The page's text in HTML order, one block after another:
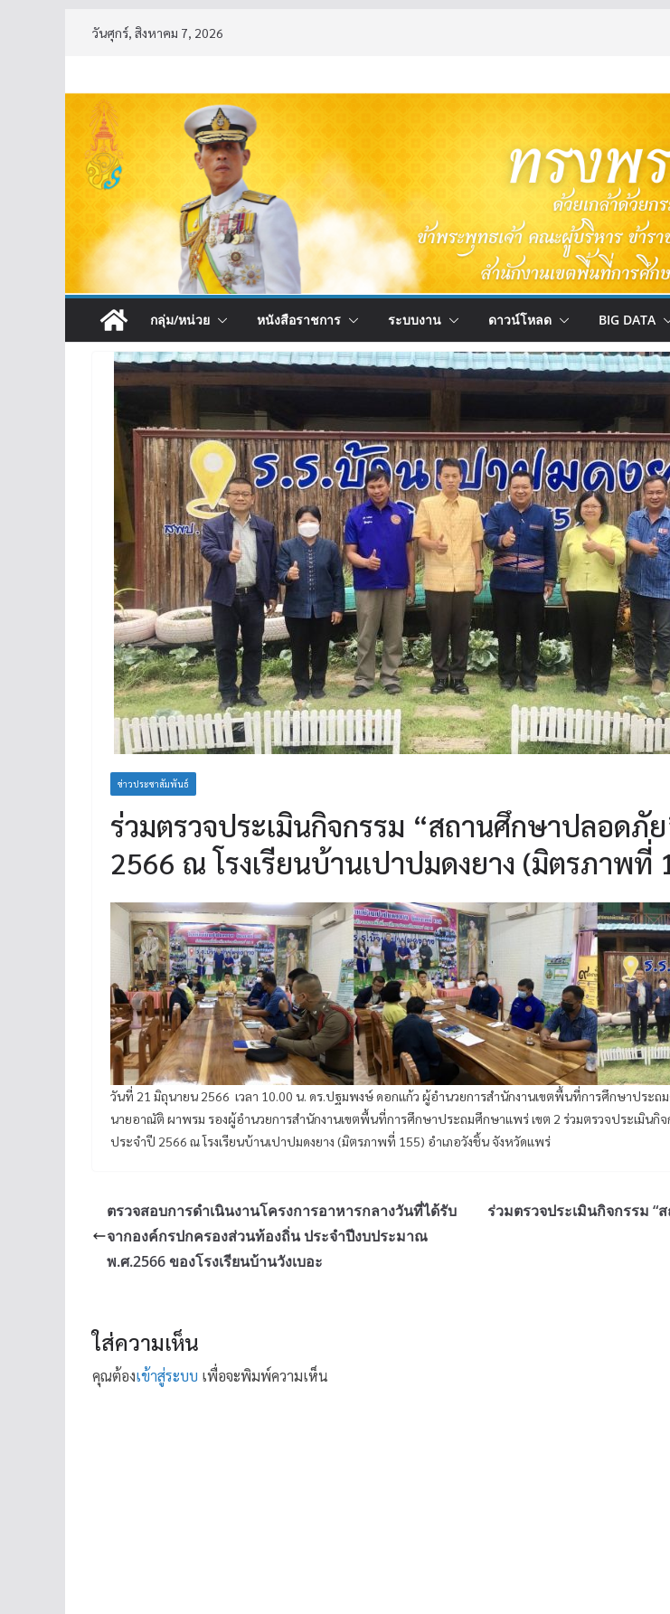
วันศุกร์, สิงหาคม 7, 2026
กลุ่ม/หน่วย หนังสือราชการ ระบบงาน ดาวน์โหลด BIG DATA
ข่าวประชาสัมพันธ์
ร่วมตรวจประเมินกิจกรรม “สถานศึกษาปลอดภั
2566 ณ โรงเรียนบ้านเปาปมดงยาง (มิตรภาพที่
วันที่ 21 มิถุนายน 2566 เวลา 10.00 น. ดร.ปฐมพงษ์ ดอกแก้ว ผู้อำนวยการสำนักงานเขตพื้นที่การศึกษาประ
นายอาณัติ ผาพรม รองผู้อำนวยการสำนักงานเขตพื้นที่การศึกษาประถมศึกษาแพร่ เขต 2 ร่วมตรวจประเมินกิ
ประจำปี 2566 ณ โรงเรียนบ้านเปาปมดงยาง (มิตรภาพที่ 155) อำเภอวังชิ้น จังหวัดแพร่
ตรวจสอบการดำเนินงานโครงการอาหารกลางวันที่ได้รับ
จากองค์กรปกครองส่วนท้องถิ่น ประจำปีงบประมาณ
พ.ศ.2566 ของโรงเรียนบ้านวังเบอะ
ร่วมตรวจประเมินกิจกรรม “
ใส่ความเห็น
คุณต้องเข้าสู่ระบบ เพื่อจะพิมพ์ความเห็น